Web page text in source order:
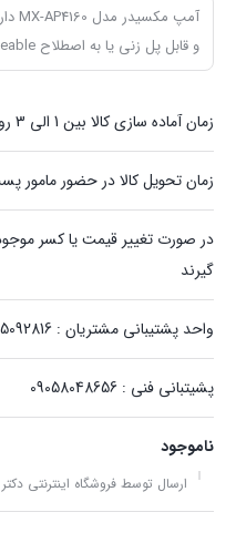
و قابل پل زنی یا به اصطلاح Bridgeable با بهترین کیفیت ساخت.
زمان آماده سازی کالا بین 1 الی 3 روزه کاری
زمان تحویل کالا در حضور مامور
در صورت تغییر قیمت یا کسر
گیرند
واحد پشتیبانی مشتریان : 05135092816 - 09157153791
پشیتبانی فنی : 09058048656
ناموجود
ارسال توسط فروشگاه اینترنتی